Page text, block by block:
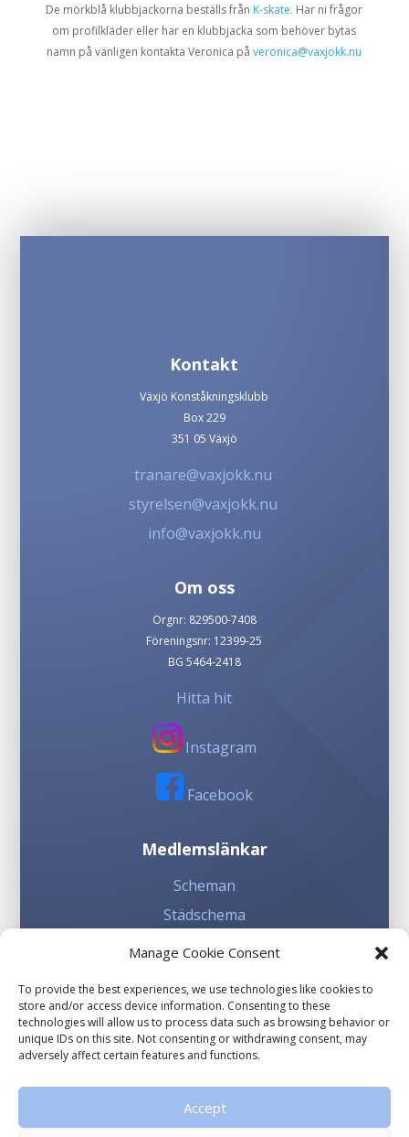
Manage Cookie Consent
To provide the best experiences, we use technologies like cookies to
store and/or access device information. Consenting to these
technologies will allow us to process data such as browsing behavior or
unique IDs on this site. Not consenting or withdrawing consent, may
adversely affect certain features and functions.
Accept
De mörkblå klubbjackorna beställs från K-skate. Har ni frågor
om profilkläder eller har en klubbjacka som behöver bytas
namn på vänligen kontakta Veronica påveronica@vaxjokk.nu
Kontakt
Växjö Konståkningsklubb
Box 229
351 05 Växjö
tranare@vaxjokk.nu
styrelsen@vaxjokk.nu
info@vaxjokk.nu
Om oss
Orgnr: 829500-7408
Föreningsnr: 12399-25
BG 5464-2418
Hitta hit
Instagram
Facebook
Medlemslänkar
Scheman
Städschema
Kioskschema
Involvera dig
Sponsorhuset
Gräsroten